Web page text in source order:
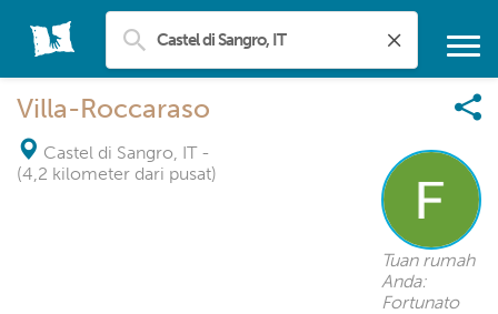
Villa-Roccaraso
Castel di Sangro, IT -
(4,2 kilometer dari pusat)
Tuan rumah
Anda:
Fortunato